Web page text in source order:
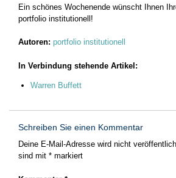
Ein schönes Wochenende wünscht Ihnen
portfolio institutionell!
Autoren: portfolio institutionell
In Verbindung stehende Artikel:
Warren Buffett
Schreiben Sie einen Kommentar
Deine E-Mail-Adresse wird nicht
sind mit * markiert